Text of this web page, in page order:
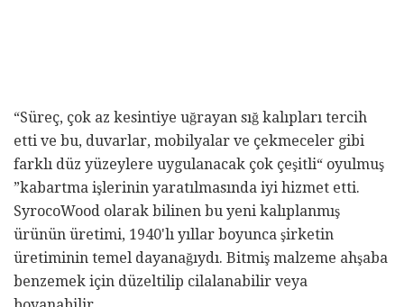
“Süreç, çok az kesintiye uğrayan sığ kalıpları tercih
etti ve bu, duvarlar, mobilyalar ve çekmeceler gibi
farklı düz yüzeylere uygulanacak çok çeşitli“ oyulmuş
”kabartma işlerinin yaratılmasında iyi hizmet etti.
SyrocoWood olarak bilinen bu yeni kalıplanmış
ürünün üretimi, 1940'lı yıllar boyunca şirketin
üretiminin temel dayanağıydı. Bitmiş malzeme ahşaba
benzemek için düzeltilip cilalanabilir veya